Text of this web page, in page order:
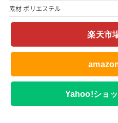
素材 ポリエステル
楽天市
Yahoo!ショ